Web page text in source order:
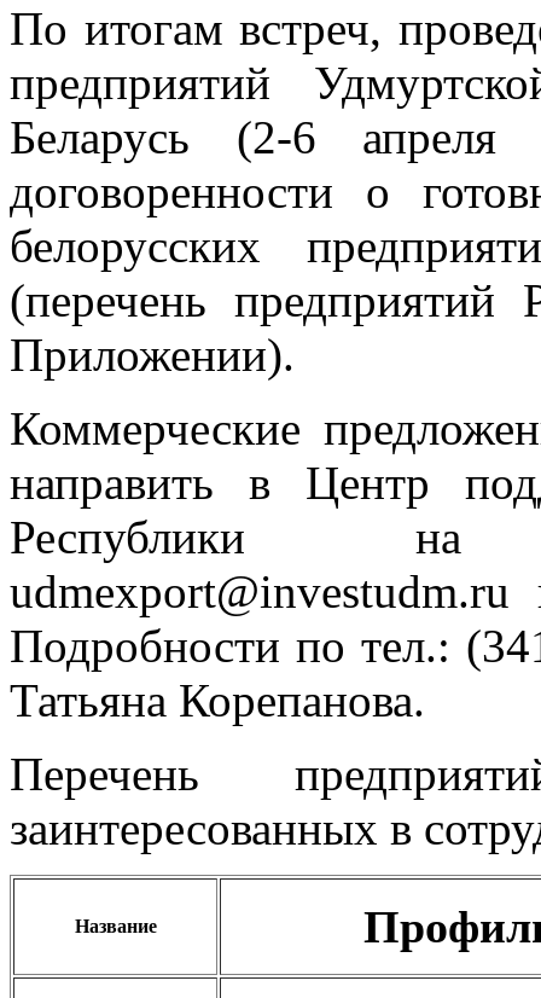
По итогам встреч,
предприятий
Беларусь (2-6
договоренности о
белорусских
(перечень предприятий
Приложении).
Коммерческие
направить в Центр
Республики на
Подробности по тел.:
Татьяна Корепанова.
Перечень
заинтересованных в
Название